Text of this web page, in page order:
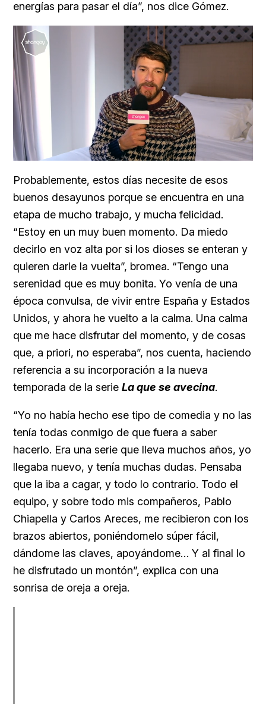
energías para pasar el día”, nos dice Gómez.
Unmute Loaded:
21.50%
Probablemente, estos días necesite de esos
buenos desayunos porque se encuentra en una
etapa de mucho trabajo, y mucha felicidad.
“Estoy en un muy buen momento. Da miedo
decirlo en voz alta por si los dioses se enteran y
quieren darle la vuelta”, bromea. “Tengo una
serenidad que es muy bonita. Yo venía de una
época convulsa, de vivir entre España y Estados
Unidos, y ahora he vuelto a la calma. Una calma
que me hace disfrutar del momento, y de cosas
que, a priori, no esperaba”, nos cuenta, haciendo
referencia a su incorporación a la nueva
temporada de la serie La que se avecina.
“Yo no había hecho ese tipo de comedia y no las
tenía todas conmigo de que fuera a saber
hacerlo. Era una serie que lleva muchos años, yo
llegaba nuevo, y tenía muchas dudas. Pensaba
que la iba a cagar, y todo lo contrario. Todo el
equipo, y sobre todo mis compañeros, Pablo
Chiapella y Carlos Areces, me recibieron con los
brazos abiertos, poniéndomelo súper fácil,
dándome las claves, apoyándome… Y al final lo
he disfrutado un montón”, explica con una
sonrisa de oreja a oreja.